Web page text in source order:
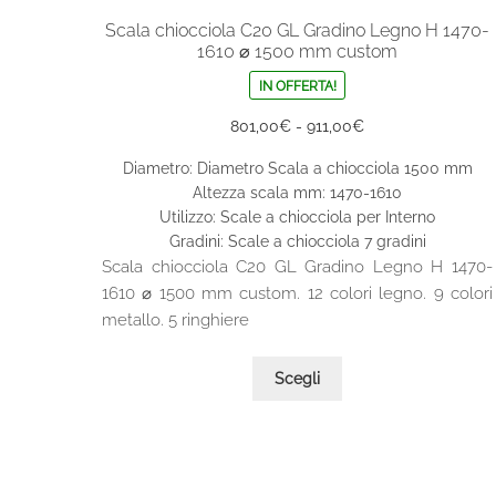
Scala chiocciola C20 GL Gradino Legno H 1470-
1610 ⌀ 1500 mm custom
IN OFFERTA!
801,00€ - 911,00€Fascia
prezzo:
da
801,00€
a
911,00€
Diametro: Diametro Scala a chiocciola 1500 mm
Altezza scala mm: 1470-1610
Utilizzo: Scale a chiocciola per Interno
Gradini: Scale a chiocciola 7 gradini
Scala chiocciola C20 GL Gradino Legno H 1470-
1610 ⌀ 1500 mm custom. 12 colori legno. 9 colori
metallo. 5 ringhiere
Scegli